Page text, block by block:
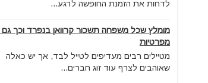
לדחות את הזמנת החופשה לרגע...
מומלץ שכל משפחה תשכור קרוואן בנפרד וכך גם
מפרטיות
מטיילים רבים מעדיפים לטייל לבד, אך יש כאלה
שאוהבים לצרף עוד זוג חברים...